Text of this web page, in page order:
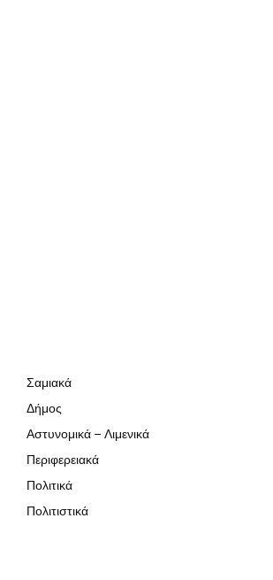
Σαμιακά
Δήμος
Αστυνομικά – Λιμενικά
Περιφερειακά
Πολιτικά
Πολιτιστικά